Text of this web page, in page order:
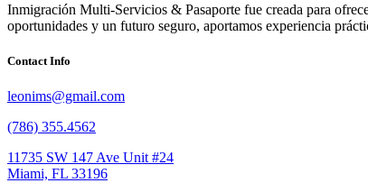
Inmigración Multi-Servicios & Pasaporte fue creada para
oportunidades y un futuro seguro, aportamos experiencia
Contact Info
leonims@gmail.com
(786) 355.4562
11735 SW 147 Ave Unit #24
Miami, FL 33196